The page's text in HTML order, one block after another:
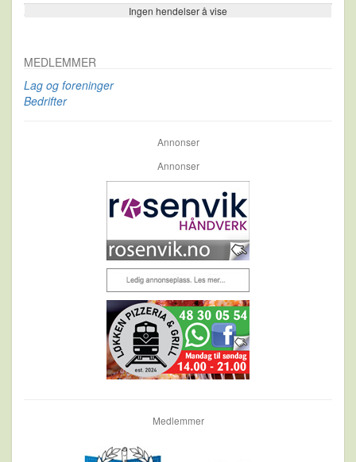
Ingen hendelser å vise
Se flere…
MEDLEMMER
Lag og foreninger
Bedrifter
Annonser
Annonser
Medlemmer